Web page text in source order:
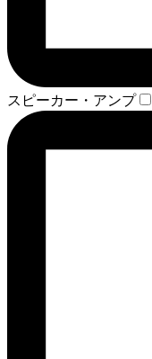
スピーカー・アンプ